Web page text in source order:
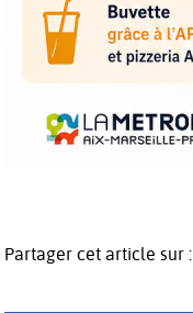
Partager cet article sur :